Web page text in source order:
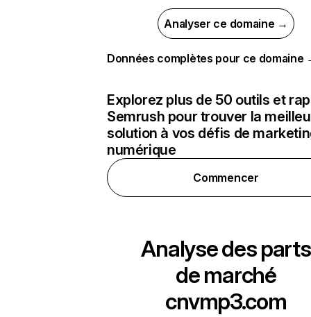
Analyser ce domaine →
Données complètes pour ce domaine
Explorez plus de 50 outils et
Semrush pour trouver la
solution à vos défis de
numérique
Commencer
Analyse des parts
de marché
cnvmp3.com